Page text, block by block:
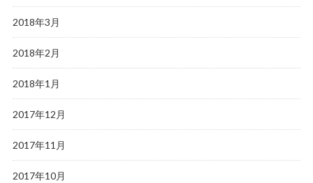
2018年3月
2018年2月
2018年1月
2017年12月
2017年11月
2017年10月